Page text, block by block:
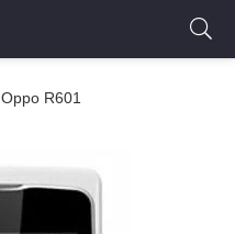
Oppo R601